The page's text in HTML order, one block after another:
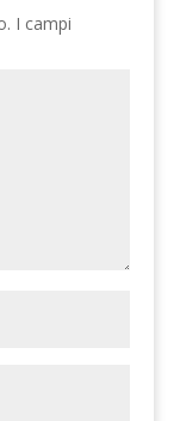
I campi